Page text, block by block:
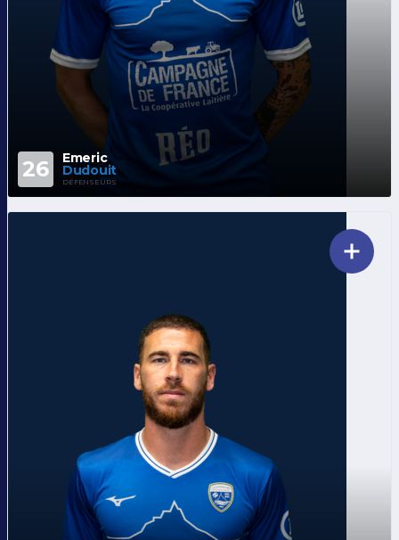
26 Emeric
Dudouit
DÉFENSEURS